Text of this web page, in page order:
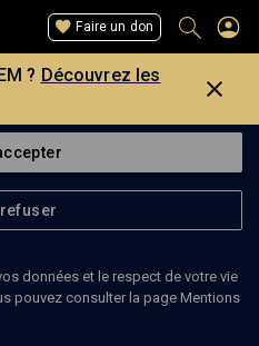
Faire un don
? Découvrez les
données et le respect de votre vie
pouvez consulter la page Mentions